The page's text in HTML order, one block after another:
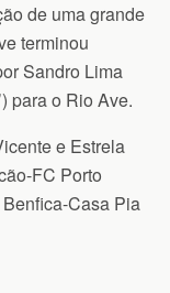
de uma grande
terminou
Sandro Lima
para o Rio Ave.
e Estrela
FC Porto
Casa Pia